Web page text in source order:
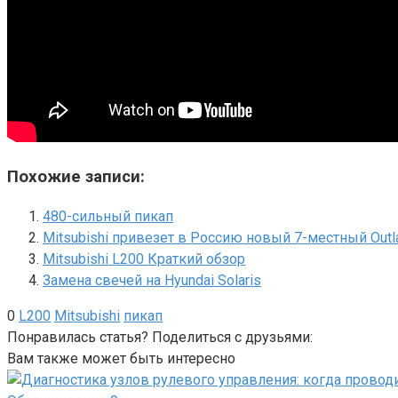
Похожие записи:
480-сильный пикап
Mitsubishi привезет в Россию новый 7-местный
Mitsubishi L200 Краткий обзор
Замена свечей на Hyundai Solaris
0 L200 Mitsubishi пикап
Понравилась статья? Поделиться с друзьями:
Вам также может быть интересно